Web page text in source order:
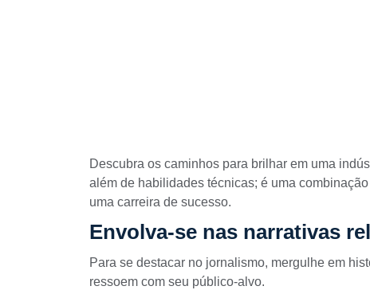
Descubra os caminhos para brilhar em uma
além de habilidades técnicas; é uma
uma carreira de sucesso.
Envolva-se nas narrativas
Para se destacar no jornalismo, mergulhe em
ressoem com seu público-alvo.